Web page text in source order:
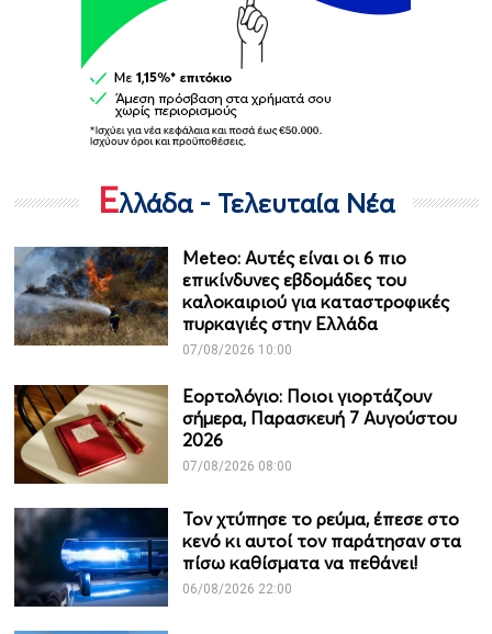
Ελλάδα - Τελευταία Νέα
Meteo: Aυτές είναι οι 6 πιο
επικίνδυνες εβδομάδες του
καλοκαιριού για καταστροφικές
πυρκαγιές στην Ελλάδα
07/08/2026 10:00
Εορτολόγιο: Ποιοι γιορτάζουν
σήμερα, Παρασκευή 7 Αυγούστου
2026
07/08/2026 08:00
Τον χτύπησε το ρεύμα, έπεσε στο
κενό κι αυτοί τον παράτησαν στα
πίσω καθίσματα να πεθάνει!
06/08/2026 22:00